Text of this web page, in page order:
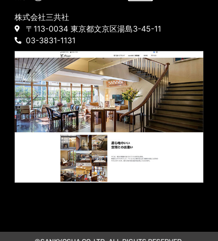
株式会社三共社
〒113-0034 東京都文京区湯島3-45-11
03-3831-1131